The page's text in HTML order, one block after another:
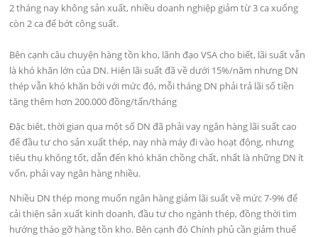
2 tháng nay không sản xuất, nhiều doanh nghiệp giảm từ 3 ca xuống
còn 2 ca để bớt công suất.
Bên cạnh câu chuyện hàng tồn kho, lãnh đạo VSA cho biết, lãi suất vẫn
là khó khăn lớn của DN. Hiện lãi suất đã về dưới 15%/năm nhưng DN
thép vẫn khó khăn bởi với mức đó, mỗi tháng DN phải trả lãi số tiền
tăng thêm hơn 200.000 đồng/tấn/tháng
Đặc biêt, thời gian qua một số DN đã phải vay ngân hàng lãi suất cao
để đầu tư cho sản xuất thép, nay nhà máy đi vào hoạt động, nhưng
tiêu thụ không tốt, dẫn đến khó khăn chồng chất, nhất là những DN ít
vốn, phải vay ngân hàng nhiều.
Nhiều DN thép mong muốn ngân hàng giảm lãi suất về mức 7-9% để
cải thiện sản xuất kinh doanh, đầu tư cho ngành thép, đồng thời tìm
hướng tháo gỡ hàng tồn kho. Bên cạnh đó Chính phủ cần giảm thuế